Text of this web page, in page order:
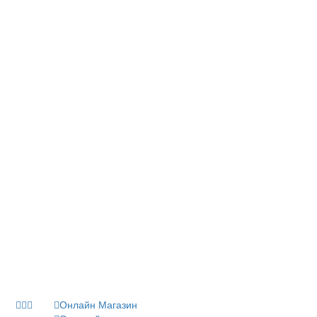
Онлайн Магазин